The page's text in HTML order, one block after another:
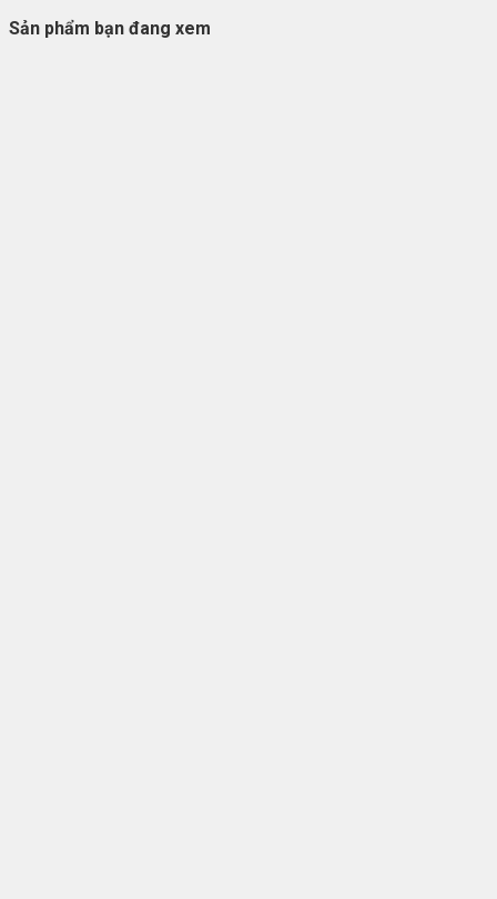
Sản phẩm bạn đang xem